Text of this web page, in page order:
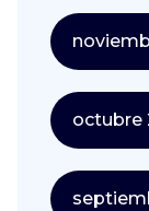
octubre